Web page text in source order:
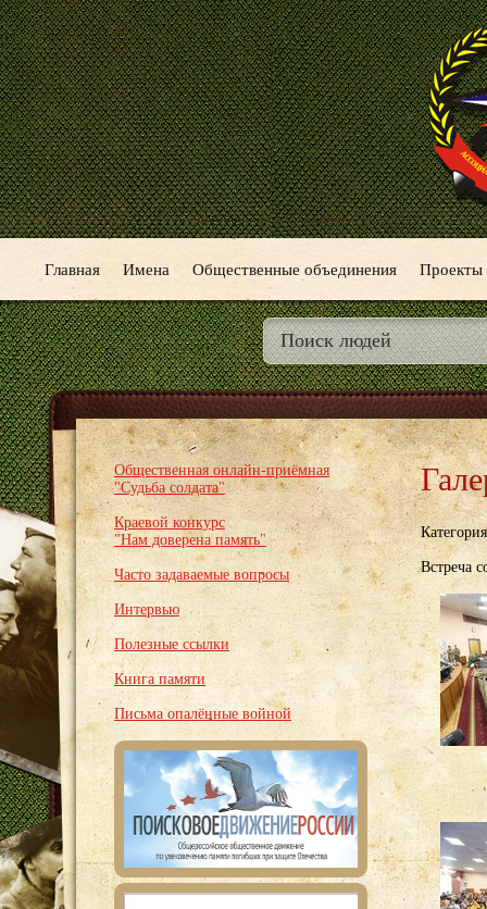
Главная Имена Общественные объединения Проекты
Общественная онлайн-приёмная
"Судьба солдата"
Краевой конкурс
"Нам доверена память"
Часто задаваемые вопросы
Интервью
Полезные ссылки
Книга памяти
Письма опалённые войной
Встреча